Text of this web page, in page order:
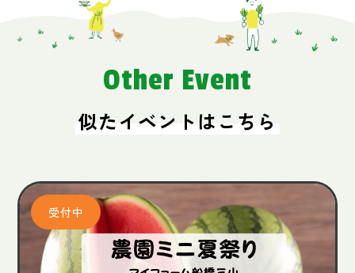
Other Event
似たイベントはこちら